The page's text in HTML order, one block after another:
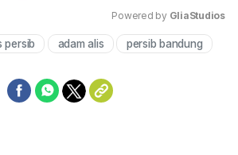
Mute
Powered by GliaStudios
persib adam alis persib bandung